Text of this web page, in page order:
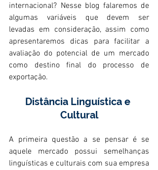
internacional? Nesse blog falaremos de
algumas variáveis que devem ser
levadas em consideração, assim como
apresentaremos dicas para facilitar a
avaliação do potencial de um mercado
como destino final do processo de
exportação.
Distância Linguística e
Cultural
A primeira questão a se pensar é se
aquele mercado possui semelhanças
linguísticas e culturais com sua empresa